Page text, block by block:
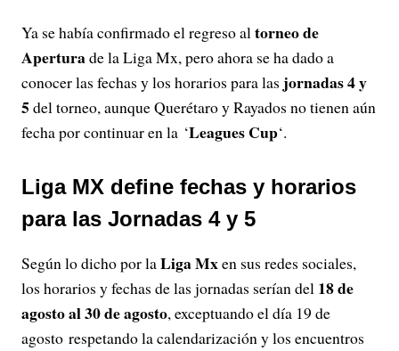
Ya se había confirmado el regreso altorneo de
Aperturade la Liga Mx, pero ahora se ha dado a
conocer las fechas y los horarios para las jornadas 4 y
5del torneo, aunque Querétaro y Rayados no tienen aún
fecha por continuar en la ‘Leagues Cup‘.
Liga MX define fechas y horarios
para las Jornadas 4 y 5
Según lo dicho por laLiga Mxen sus redes sociales,
los horarios y fechas de las jornadas serían del 18 de
agosto al 30 de agosto, exceptuando el día 19 de
agosto respetando la calendarización y los encuentros